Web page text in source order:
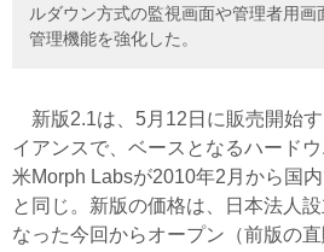
ルダウン方式の監視画面や管理者用画
管理機能を強化した。
新版2.1は、5月12日に販売開始
イアンスで、ベースとなるハード
米Morph Labsが2010年2月から国
と同じ。新版の価格は、日本法人
なった今回からオープン（前版の